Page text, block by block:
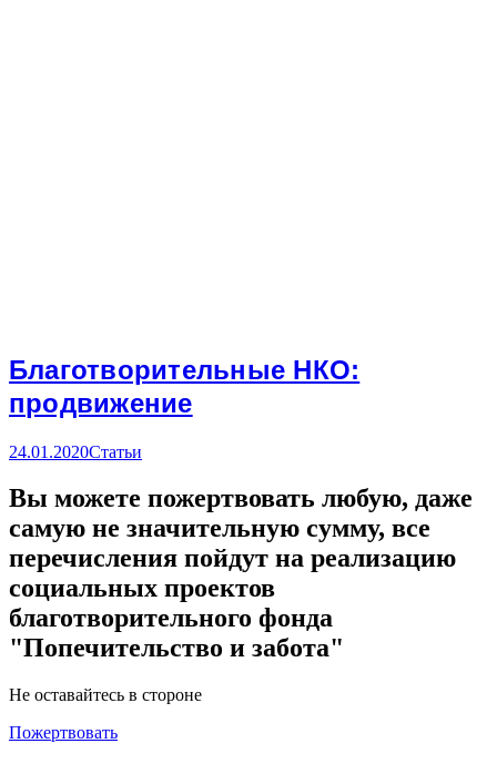
Благотворительные НКО:
продвижение
24.01.2020Статьи
Вы можете пожертвовать любую, даже
самую не значительную сумму, все
перечисления пойдут на реализацию
социальных проектов
благотворительного фонда
"Попечительство и забота"
Не оставайтесь в стороне
Пожертвовать